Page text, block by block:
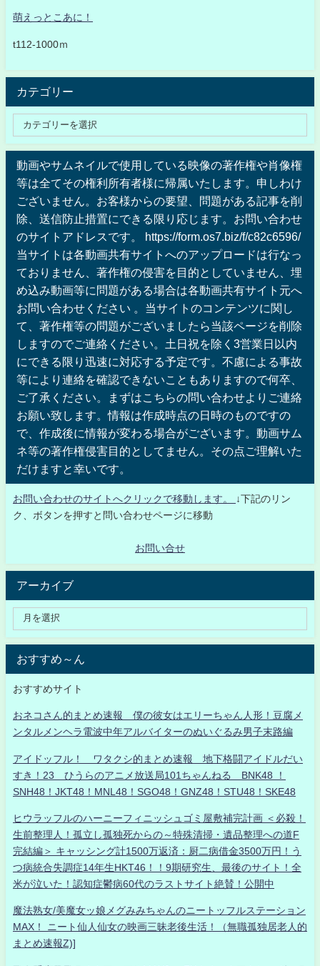
萌えっとこあに！
t112-1000ｍ
カテゴリー
動画やサムネイルで使用している映像の著作権や肖像権
等は全てその権利所有者様に帰属いたします。申しわけ
ございません。お客様からの要望、問題がある記事を削
除、送信防止措置にできる限り応じます。お問い合わせ
のサイトアドレスです。 https://form.os7.biz/f/c82c6596/
当サイトは各動画共有サイトへのアップロードは行なっ
ておりません、著作権の侵害を目的としていません、埋
め込み動画等に問題がある場合は各動画共有サイト元へ
お問い合わせください 。当サイトのコンテンツに関し
て、著作権等の問題がございましたら当該ページを削除
しますのでご連絡ください。土日祝を除く3営業日以内
にできる限り迅速に対応する予定です。不慮による事故
等により連絡を確認できないこともありますので何卒、
ご了承ください。まずはこちらの問い合わせよりご連絡
お願い致します。情報は作成時点の日時のものですの
で、作成後に情報が変わる場合がございます。動画サム
ネ等の著作権侵害目的としてません。その点ご理解いた
だけますと幸いです。
お問い合わせのサイトへクリックで移動します。
↓下記のリン
ク、ボタンを押すと問い合わせページに移動
お問い合せ
アーカイブ
おすすめ～ん
おすすめサイト
おネコさん的まとめ速報 僕の彼女はエリーちゃん人形！豆腐メ
ンタルメンヘラ電波中年アルバイターのぬいぐるみ男子末路編
アイドッフル！ ワタクシ的まとめ速報 地下格闘アイドルだい
すき！23 ひうらのアニメ放送局101ちゃんねる BNK48 ！
SNH48！JKT48！MNL48！SGO48！GNZ48！STU48！SKE48
ヒウラッフルのハーニーフィニッシュゴミ屋敷補完計画 ＜必殺！
生前整理人！孤立し孤独死からの～特殊清掃・遺品整理への道F
完結編＞ キャッシング計1500万返済：厨二病借金3500万円！う
つ病統合失調症14年生HKT46！！9期研究生、最後のサイト！全
米が泣いた！認知症鬱病60代のラストサイト絶賛！公開中
魔法熟女/美魔女ッ娘メグみみちゃんのニートッフルステーション
MAX！ ニート仙人仙女の映画三昧老後生活！（無職孤独居老人的
まとめ速報Z)]